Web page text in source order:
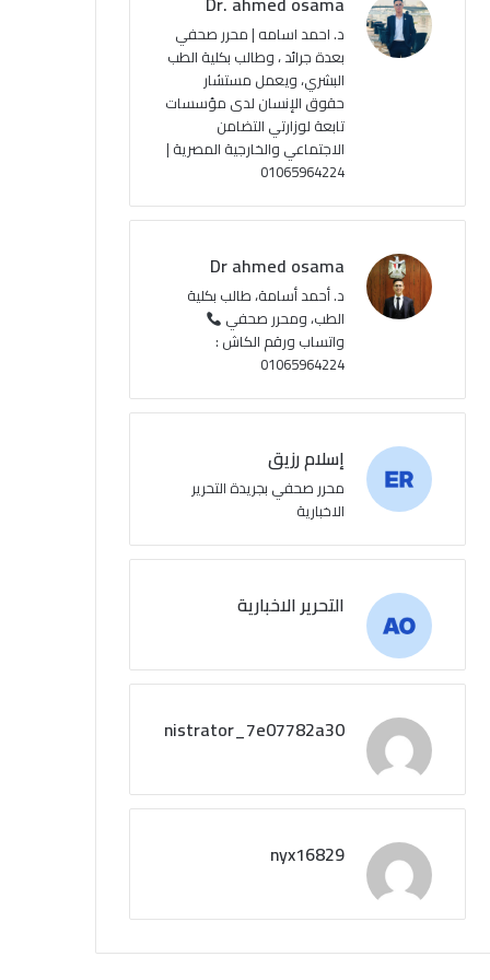
u
ر
ا
م
ل
م
و
ق
ع
S
S
د. احمد اسامه | محرر صحفي
بعدة جرائد ، وطالب بكلية الطب
البشري، ويعمل مستشار
حقوق الإنسان لدى مؤسسات
تابعة لوزارتي التضامن
الاجتماعي والخارجية المصرية |
01065964224
Dr ahmed osama
د. أحمد أسامة، طالب بكلية
الطب، ومحرر صحفي
واتساب ورقم الكاش :
01065964224
إسلام رزيق
محرر صحفي بجريدة التحرير
الاخبارية
التحرير الاخبارية
administrator_7e07782a30
nyx16829